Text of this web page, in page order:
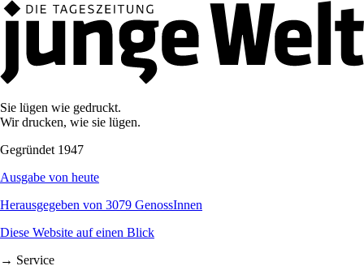
Sie lügen wie gedruckt.
Wir drucken, wie sie lügen.
Gegründet 1947
Ausgabe von heute
Herausgegeben von 3079 GenossInnen
Diese Website auf einen Blick
→ Service